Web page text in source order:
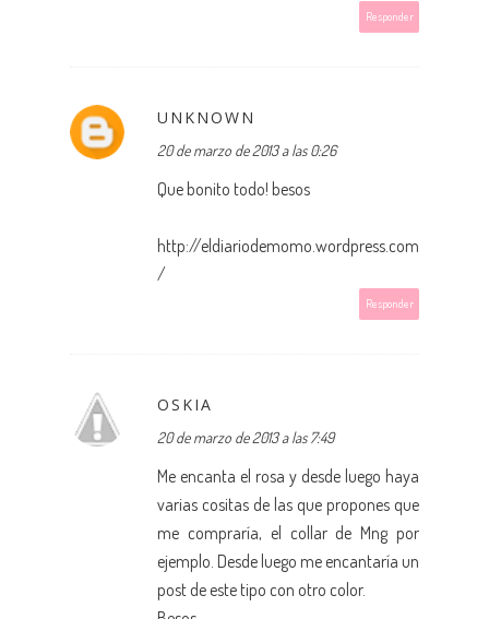
Responder
UNKNOWN
20 de marzo de 2013 a las 0:26
Que bonito todo! besos
http://eldiariodemomo.wordpress.com
/
Responder
OSKIA
20 de marzo de 2013 a las 7:49
Me encanta el rosa y desde luego haya
varias cositas de las que propones que
me compraría, el collar de Mng por
ejemplo. Desde luego me encantaría un
post de este tipo con otro color.